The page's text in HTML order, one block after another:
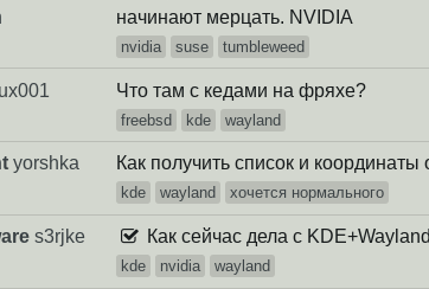
начинают мерцать. NVIDIA
nvidia suse tumbleweed
Что там с кедами на фряхе?
freebsd kde wayland
yorshka Как получить список и координаты
kde wayland хочется нормального
s3rjke Как сейчас дела с
kde nvidia wayland